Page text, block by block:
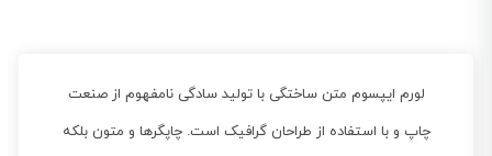
لورم ایپسوم متن ساختگی با تولید سادگی نامفهوم از صنعت
چاپ و با استفاده از طراحان گرافیک است. چاپگرها و متون بلکه